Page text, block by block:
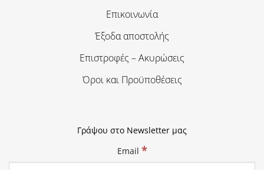
Επικοινωνία
Έξοδα αποστολής
Επιστροφές – Ακυρώσεις
Όροι και Προϋποθέσεις
Γράψου στο Newsletter μας
Email *